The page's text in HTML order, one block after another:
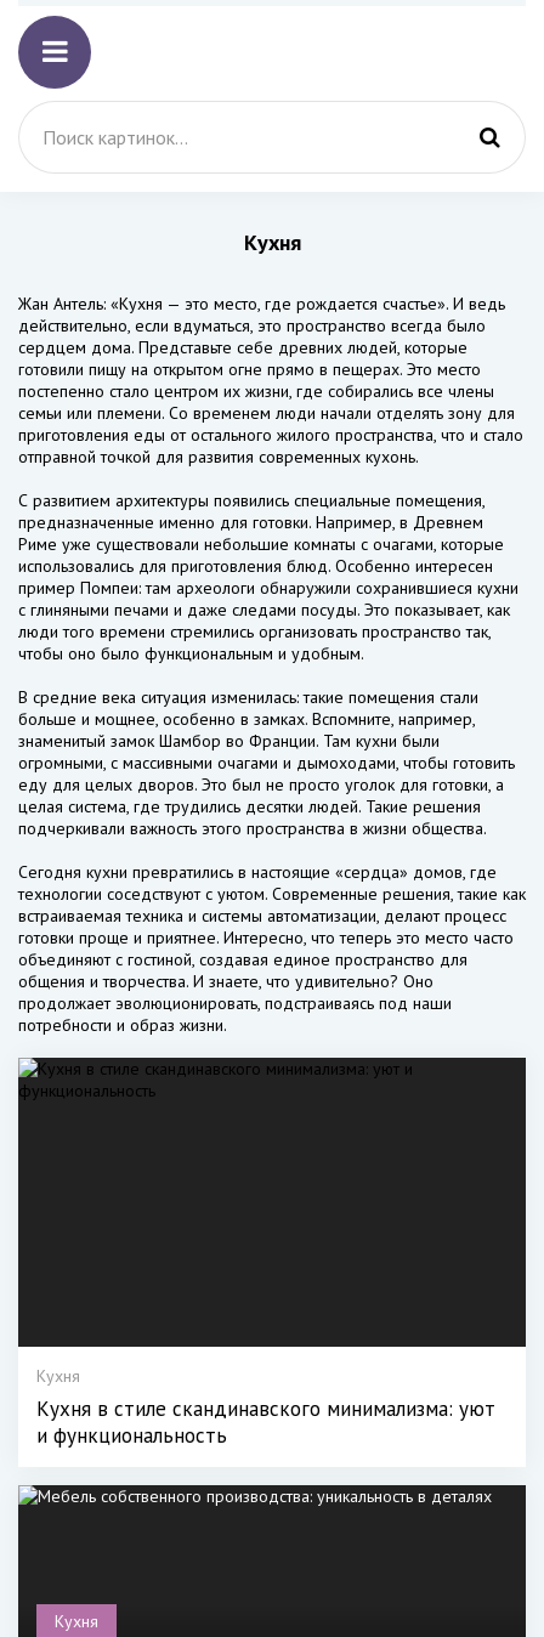
Кухня
Жан Антель: «Кухня — это место, где рождается счастье». И ведь
действительно, если вдуматься, это пространство всегда было
сердцем дома. Представьте себе древних людей, которые
готовили пищу на открытом огне прямо в пещерах. Это место
постепенно стало центром их жизни, где собирались все члены
семьи или племени. Со временем люди начали отделять зону для
приготовления еды от остального жилого пространства, что и стало
отправной точкой для развития современных кухонь.
С развитием архитектуры появились специальные помещения,
предназначенные именно для готовки. Например, в Древнем
Риме уже существовали небольшие комнаты с очагами, которые
использовались для приготовления блюд. Особенно интересен
пример Помпеи: там археологи обнаружили сохранившиеся кухни
с глиняными печами и даже следами посуды. Это показывает, как
люди того времени стремились организовать пространство так,
чтобы оно было функциональным и удобным.
В средние века ситуация изменилась: такие помещения стали
больше и мощнее, особенно в замках. Вспомните, например,
знаменитый замок Шамбор во Франции. Там кухни были
огромными, с массивными очагами и дымоходами, чтобы готовить
еду для целых дворов. Это был не просто уголок для готовки, а
целая система, где трудились десятки людей. Такие решения
подчеркивали важность этого пространства в жизни общества.
Сегодня кухни превратились в настоящие «сердца» домов, где
технологии соседствуют с уютом. Современные решения, такие как
встраиваемая техника и системы автоматизации, делают процесс
готовки проще и приятнее. Интересно, что теперь это место часто
объединяют с гостиной, создавая единое пространство для
общения и творчества. И знаете, что удивительно? Оно
продолжает эволюционировать, подстраиваясь под наши
потребности и образ жизни.
Кухня
Кухня в стиле скандинавского минимализма: уют
и функциональность
Кухня